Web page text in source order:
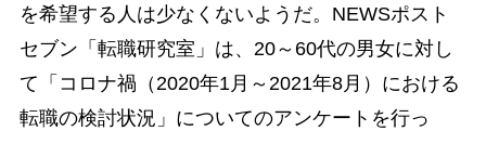
を希望する人は少なくないようだ。NEWSポスト
セブン「転職研究室」は、20～60代の男女に対し
て「コロナ禍（2020年1月～2021年8月）における
転職の検討状況」についてのアンケートを行っ